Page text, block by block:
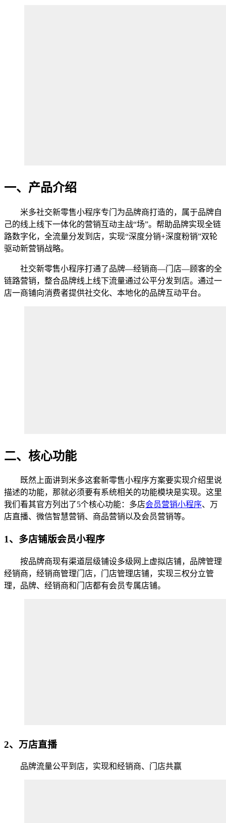
一、产品介绍
米多社交新零售小程序专门为品牌商打造的，属于品牌自
己的线上线下一体化的营销互动主战“场”。帮助品牌实现全链
路数字化，全流量分发到店，实现“深度分销+深度粉销”双轮
驱动新营销战略。
社交新零售小程序打通了品牌—经销商—门店—顾客的全
链路营销，整合品牌线上线下流量通过公平分发到店。通过一
店一商铺向消费者提供社交化、本地化的品牌互动平台。
二、核心功能
既然上面讲到米多这套新零售小程序方案要实现介绍里说
描述的功能，那就必须要有系统相关的功能模块是实现。这里
我们看其官方列出了5个核心功能：多店会员营销小程序、万
店直播、微信智慧营销、商品营销以及会员营销等。
1、多店铺版会员小程序
按品牌商现有渠道层级铺设多级网上虚拟店铺，品牌管理
经销商，经销商管理门店，门店管理店铺，实现三权分立管
理，品牌、经销商和门店都有会员专属店铺。
2、万店直播
品牌流量公平到店，实现和经销商、门店共赢